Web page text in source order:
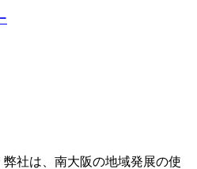
社は、南大阪の地域発展の使